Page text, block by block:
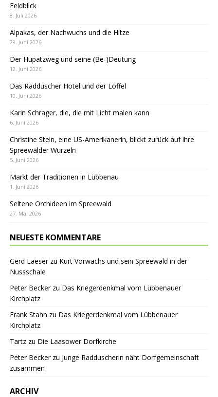
Feldblick
8. Juli 2026
Alpakas, der Nachwuchs und die Hitze
29. Juni 2026
Der Hupatzweg und seine (Be-)Deutung
12. Juni 2026
Das Radduscher Hotel und der Löffel
10. Juni 2026
Karin Schrager, die, die mit Licht malen kann
6. Juni 2026
Christine Stein, eine US-Amerikanerin, blickt zurück auf ihre
Spreewälder Wurzeln
5. Juni 2026
Markt der Traditionen in Lübbenau
1. Juni 2026
Seltene Orchideen im Spreewald
27. Mai 2026
NEUESTE KOMMENTARE
Gerd Laeserzu Kurt Vorwachs und sein Spreewald in der
Nussschale
Peter Beckerzu Das Kriegerdenkmal vom Lübbenauer
Kirchplatz
Frank Stahn zu Das Kriegerdenkmal vom Lübbenauer
Kirchplatz
Tartz zu Die Laasower Dorfkirche
Peter Beckerzu Junge Radduscherin näht Dorfgemeinschaft
zusammen
ARCHIV